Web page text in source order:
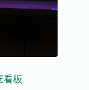
看板